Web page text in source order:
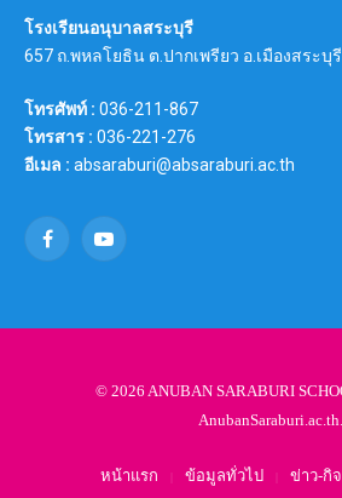
โรงเรียนอนุบาลสระบุรี
657 ถ.พหลโยธิน ต.ปากเพรียว อ.เมืองสระบุ
โทรศัพท์ : 036-211-867
โทรสาร : 036-221-276
อีเมล : absaraburi@absaraburi.ac.th
FacebookYouTube
© 2026 ANUBAN SARABURI
AnubanSaraburi.ac.th.
หน้าแรก ข้อมูลทั่วไป ข่าว-กิ